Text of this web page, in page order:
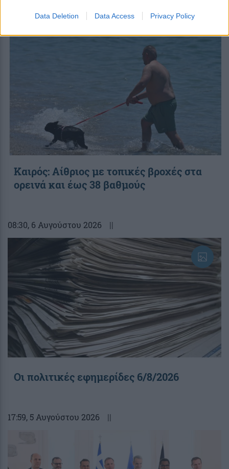
Data Deletion Data Access Privacy Policy
||
Καιρός: Αίθριος με τοπικές βροχές στα
ορεινά και έως 38 βαθμούς
08:30, 6 Αυγούστου 2026 ||
Οι πολιτικές εφημερίδες 6/8/2026
17:59, 5 Αυγούστου 2026 ||